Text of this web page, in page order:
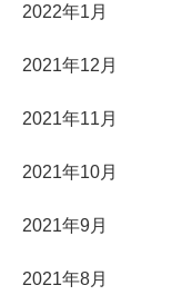
2022年1月
2021年12月
2021年11月
2021年10月
2021年9月
2021年8月